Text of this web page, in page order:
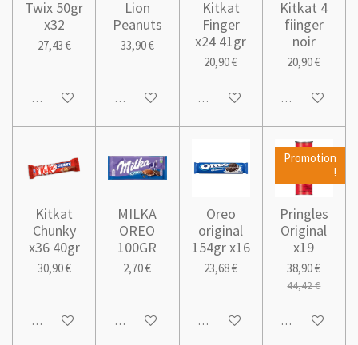
Twix 50gr
x32
27,43 €
Ajouter au panier
Lion
Peanuts
33,90 €
Ajouter au panier
Kitkat
Finger
x24 41gr
20,90 €
Ajouter au panier
Kitkat 4
fiinger
noir
20,90 €
Ajouter au
Kitkat
Chunky
x36 40gr
30,90 €
Ajouter au panier
MILKA
OREO
100GR
2,70 €
Ajouter au panier
Oreo
original
154gr x16
23,68 €
Ajouter au panier
Promotion
!
Pringles
Original
x19
38,90 €
44,42 €
Ajouter au